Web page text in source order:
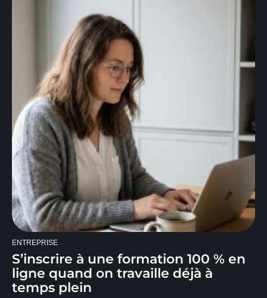
ENTREPRISE
S’inscrire à une formation 100 % en
ligne quand on travaille déjà à
temps plein